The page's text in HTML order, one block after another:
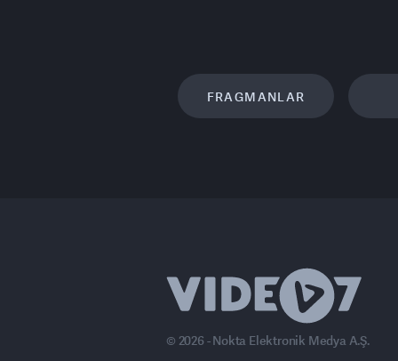
FRAGMANLAR
© 2026 - Nokta Elektronik Medya A.Ş.